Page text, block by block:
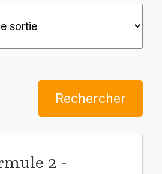
Rechercher
2 -